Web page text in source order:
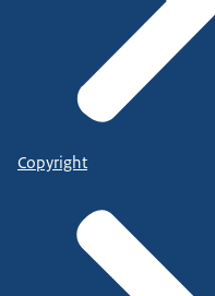
Copyright